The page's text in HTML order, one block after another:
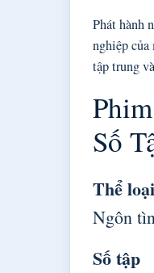
Phát hành
nghiệp
tập trung
Số
Thể loại
Ngôn
Số tập